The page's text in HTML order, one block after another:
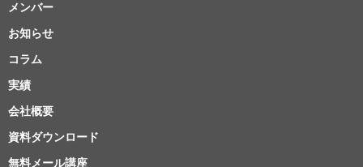
メンバー
お知らせ
コラム
実績
会社概要
資料ダウンロード
無料メール講座